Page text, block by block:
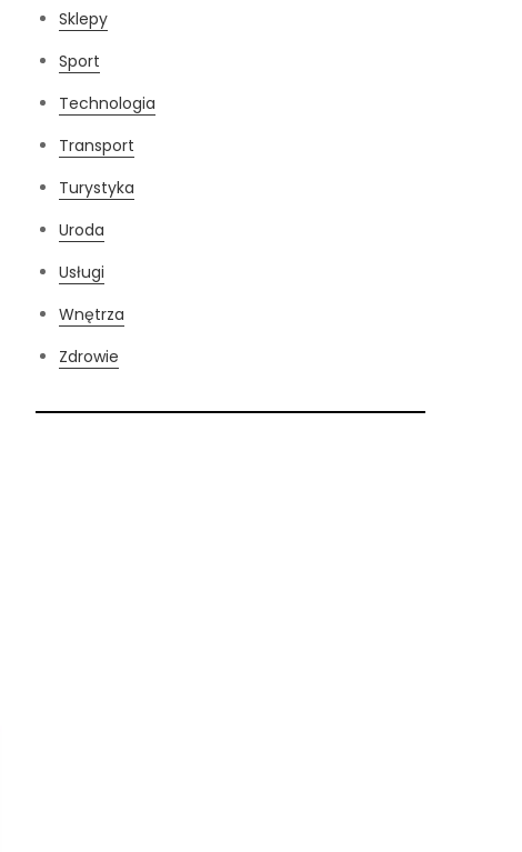
Sklepy
Sport
Technologia
Transport
Turystyka
Uroda
Usługi
Wnętrza
Zdrowie